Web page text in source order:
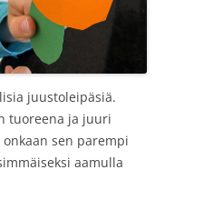
juustoleipäsiä.
tuoreena ja juuri
sen parempi
aamulla